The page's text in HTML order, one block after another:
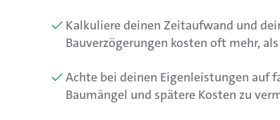
Kalkuliere deinen Zeitaufwand und
Bauverzögerungen kosten oft mehr,
Achte bei deinen Eigenleistungen auf
Baumängel und spätere Kosten zu